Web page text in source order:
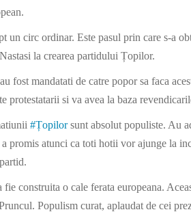
un circ ordinar. Este pasul prin care s-a
la crearea partidului Țopilor.
fost mandatati de catre popor sa faca
protestatarii si va avea la baza
#Țopilorsunt absolut populiste. Au
promis atunci ca toti hotii vor ajunge la
fie construita o cale ferata europeana.
Populism curat, aplaudat de cei